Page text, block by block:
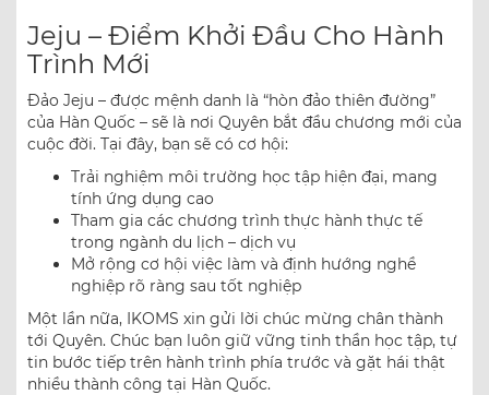
Jeju – Điểm Khởi Đầu Cho Hành
Trình Mới
Đảo Jeju – được mệnh danh là “hòn đảo thiên đường”
của Hàn Quốc – sẽ là nơi Quyên bắt đầu chương mới của
cuộc đời. Tại đây, bạn sẽ có cơ hội:
Trải nghiệm môi trường học tập hiện đại, mang
tính ứng dụng cao
Tham gia các chương trình thực hành thực tế
trong ngành du lịch – dịch vụ
Mở rộng cơ hội việc làm và định hướng nghề
nghiệp rõ ràng sau tốt nghiệp
Một lần nữa, IKOMS xin gửi lời chúc mừng chân thành
tới Quyên. Chúc bạn luôn giữ vững tinh thần học tập, tự
tin bước tiếp trên hành trình phía trước và gặt hái thật
nhiều thành công tại Hàn Quốc.